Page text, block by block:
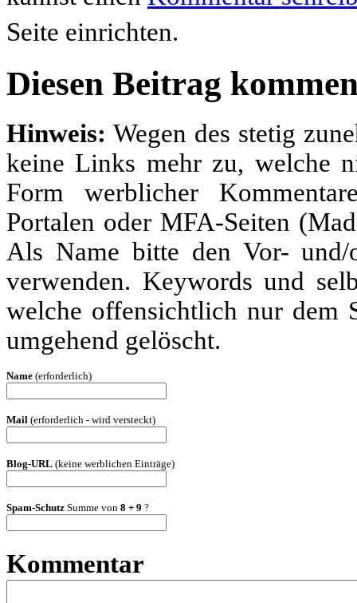
Seite einrichten.
Diesen Beitrag
Hinweis: Wegen des stetig
keine Links mehr zu, welche
Form werblicher
Portalen oder MFA-Seiten
Als Name bitte den Vor- und/
verwenden. Keywords und
welche offensichtlich nur dem
umgehend gelöscht.
Name (erforderlich)
Mail (erforderlich - wird versteckt)
Blog-URL (keine werblichen Einträge)
Spam-Schutz Summe von 8 + 9 ?
Kommentar